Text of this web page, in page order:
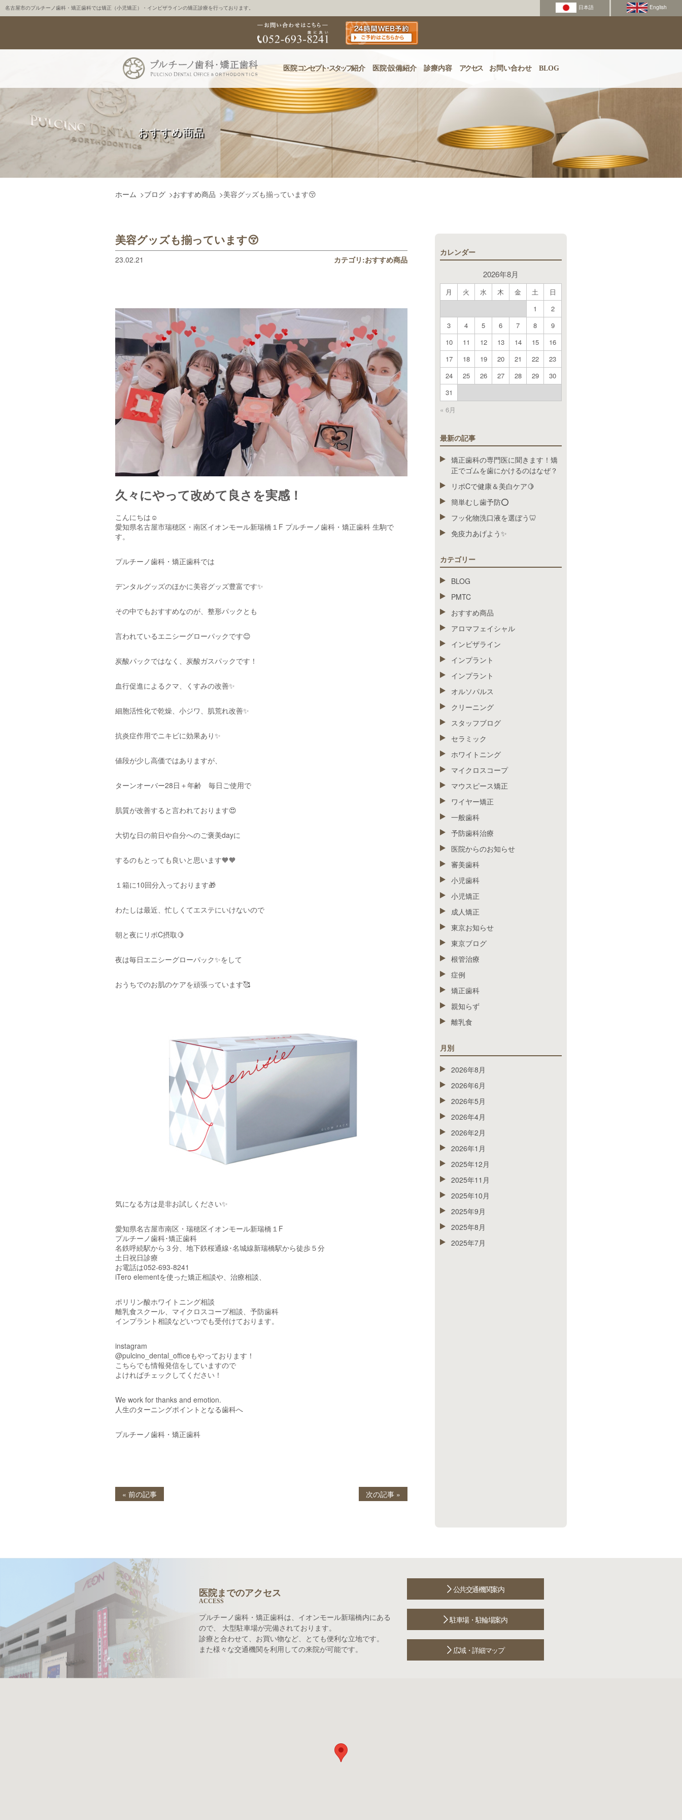
名古屋市のプルチーノ歯科・矯正歯科では矯正（小児矯正）・インビザラインの矯正診療を行っております。
医院コンセプト・スタッフ紹介 医院・設備紹介 診療内容 アクセス お問い合わせ BLOG
おすすめ商品
ホーム >ブログ >おすすめ商品 >美容グッズも揃っています😚
美容グッズも揃っています😚
23.02.21 カテゴリ:おすすめ商品
久々にやって改めて良さを実感！
こんにちは☺︎
愛知県名古屋市瑞穂区・南区イオンモール新瑞橋１F プルチーノ歯科・矯正歯科 生駒で
す。
プルチーノ歯科・矯正歯科では
デンタルグッズのほかに美容グッズ豊富です✨
その中でもおすすめなのが、整形パックとも
言われているエニシーグローパックです😊
炭酸パックではなく、炭酸ガスパックです！
血行促進によるクマ、くすみの改善✨
細胞活性化で乾燥、小ジワ、肌荒れ改善✨
抗炎症作用でニキビに効果あり✨
値段が少し高価ではありますが、
ターンオーバー28日＋年齢 毎日ご使用で
肌質が改善すると言われております😍
大切な日の前日や自分へのご褒美dayに
するのもとっても良いと思います🧡🧡
１箱に10回分入っております🎁
わたしは最近、忙しくてエステにいけないので
朝と夜にリポC摂取🍋
夜は毎日エニシーグローパック✨をして
おうちでのお肌のケアを頑張っています🥰
気になる方は是非お試しください✨
愛知県名古屋市南区・瑞穂区イオンモール新瑞橋１F
プルチーノ歯科･矯正歯科
名鉄呼続駅から３分、地下鉄桜通線･名城線新瑞橋駅から徒歩５分
土日祝日診療
お電話は052-693-8241
iTero elementを使った矯正相談や、治療相談、
ポリリン酸ホワイトニング相談
離乳食スクール、マイクロスコープ相談、予防歯科
インプラント相談などいつでも受付けております。
instagram
@pulcino_dental_officeもやっております！
こちらでも情報発信をしていますので
よければチェックしてください！
We work for thanks and emotion.
人生のターニングポイントとなる歯科へ
プルチーノ歯科・矯正歯科
« 前の記事 次の記事 »
カレンダー
2026年8月
月 火 水 木 金 土 日
« 6月
1
2
3
4 5 6 7 8
9
10
11 12 13 14 15
16
17
18 19 20 21 22
23
24
25 26 27 28 29
30
31
最新の記事
矯正歯科の専門医に聞きます！矯
正でゴムを歯にかけるのはなぜ？
リポCで健康＆美白ケア🍋
簡単むし歯予防⭕️
フッ化物洗口液を選ぼう🦷
免疫力あげよう✨
カテゴリー
BLOG
PMTC
おすすめ商品
アロマフェイシャル
インビザライン
インプラント
インプラント
オルソパルス
クリーニング
スタッフブログ
セラミック
ホワイトニング
マイクロスコープ
マウスピース矯正
ワイヤー矯正
一般歯科
予防歯科治療
医院からのお知らせ
審美歯科
小児歯科
小児矯正
成人矯正
東京お知らせ
東京ブログ
根管治療
症例
矯正歯科
親知らず
離乳食
月別
2026年8月
2026年6月
2026年5月
2026年4月
2026年2月
2026年1月
2025年12月
2025年11月
2025年10月
2025年9月
2025年8月
2025年7月
医院までのアクセス
ACCESS
プルチーノ歯科・矯正歯科は、イオンモール新瑞橋内にある
ので、 大型駐車場が完備されております。
診療と合わせて、お買い物など、とても便利な立地です。
また様々な交通機関を利用しての来院が可能です。
公共交通機関案内
駐車場・駐輪場案内
広域・詳細マップ